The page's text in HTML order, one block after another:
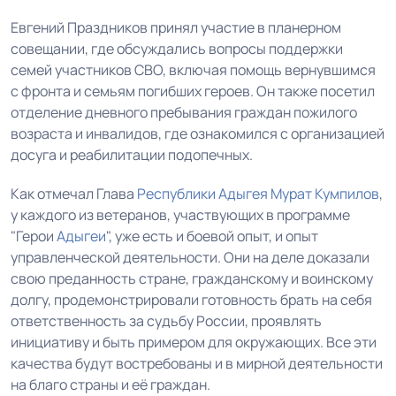
Евгений Праздников принял участие в планерном
совещании, где обсуждались вопросы поддержки
семей участников СВО, включая помощь вернувшимся
с фронта и семьям погибших героев. Он также посетил
отделение дневного пребывания граждан пожилого
возраста и инвалидов, где ознакомился с организацией
досуга и реабилитации подопечных.
Как отмечал Глава Республики Адыгея Мурат Кумпилов,
у каждого из ветеранов, участвующих в программе
"ГероиАдыгеи", уже есть и боевой опыт, и опыт
управленческой деятельности. Они на деле доказали
свою преданность стране, гражданскому и воинскому
долгу, продемонстрировали готовность брать на себя
ответственность за судьбу России, проявлять
инициативу и быть примером для окружающих. Все эти
качества будут востребованы и в мирной деятельности
на благо страны и её граждан.